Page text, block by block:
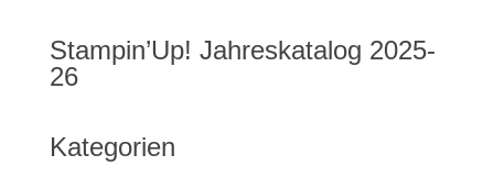
Stampin’Up! Jahreskatalog 2025-
26
Kategorien